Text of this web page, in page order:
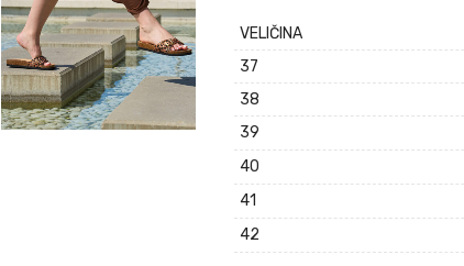
VELIČINA
37
38
39
40
41
42